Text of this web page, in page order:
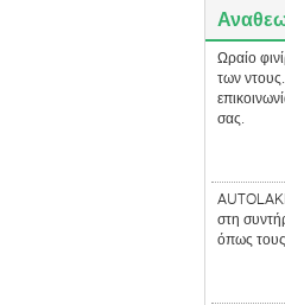
Ωραίο
των
σας.
στη
όπως